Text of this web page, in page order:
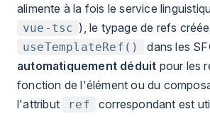
alimente à la fois le service
vue-tsc ), le typage de refs
useTemplateRef()
dans les
automatiquement déduit pour les
fonction de l'élément ou du
l'attribut
ref correspondant est